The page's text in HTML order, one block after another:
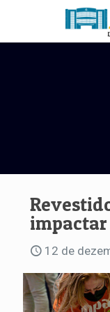
impactar
12 de